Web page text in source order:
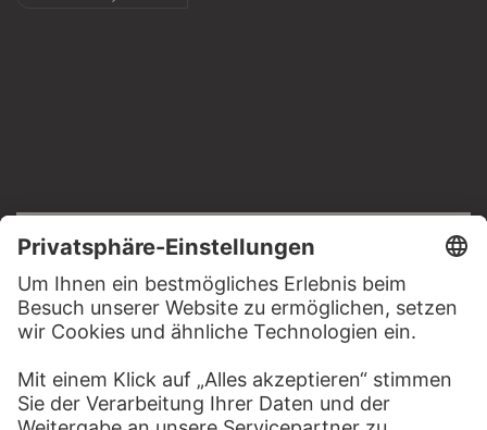
Impressum
Datenschutz
Copyright © 2026 Städel Museum
All rights reserved.
DIGITALE SAMMLUNG
Startseite